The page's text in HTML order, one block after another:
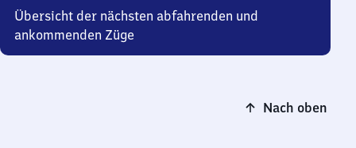
Übersicht der nächsten abfahrenden und
ankommenden Züge
Nach oben